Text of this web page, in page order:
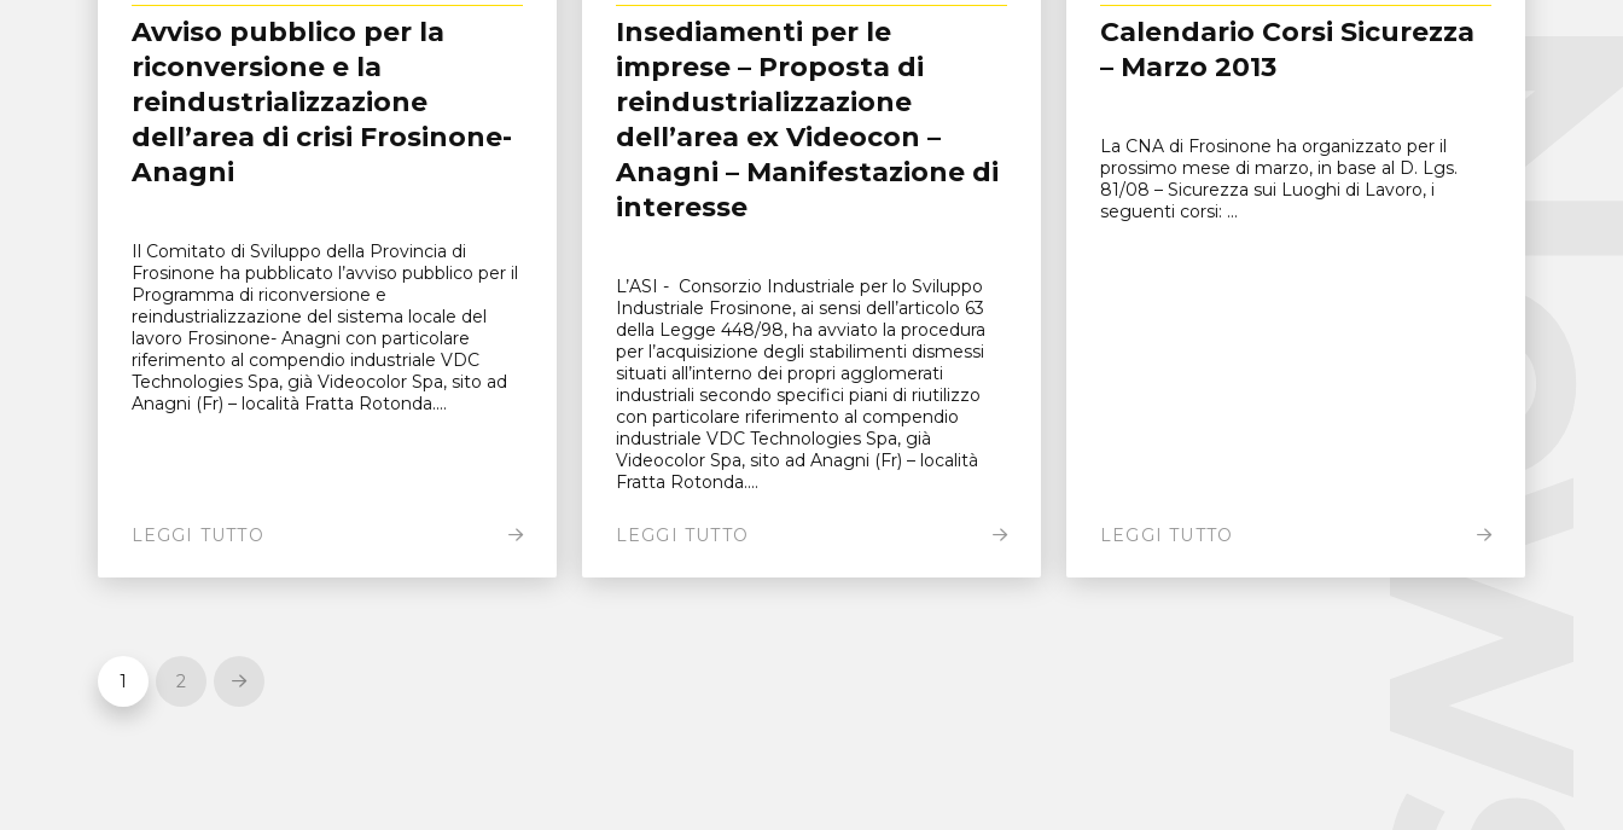
Avviso pubblico per la
riconversione e la
reindustrializzazione
dell’area di crisi Frosinone-
Anagni
Il Comitato di Sviluppo della Provincia di
Frosinone ha pubblicato l’avviso pubblico per il
Programma di riconversione e
reindustrializzazione del sistema locale del
lavoro Frosinone- Anagni con particolare
riferimento al compendio industriale VDC
Technologies Spa, già Videocolor Spa, sito ad
Anagni (Fr) – località Fratta Rotonda....
LEGGI TUTTO
Insediamenti per le
imprese – Proposta di
reindustrializzazione
dell’area ex Videocon –
Anagni – Manifestazione di
interesse
L’ASI - Consorzio Industriale per lo Sviluppo
Industriale Frosinone, ai sensi dell’articolo 63
della Legge 448/98, ha avviato la procedura
per l’acquisizione degli stabilimenti dismessi
situati all’interno dei propri agglomerati
industriali secondo specifici piani di riutilizzo
con particolare riferimento al compendio
industriale VDC Technologies Spa, già
Videocolor Spa, sito ad Anagni (Fr) – località
Fratta Rotonda....
LEGGI TUTTO
Calendario Corsi Sicurezza
– Marzo 2013
La CNA di Frosinone ha organizzato per il
prossimo mese di marzo, in base al D. Lgs.
81/08 – Sicurezza sui Luoghi di Lavoro, i
seguenti corsi: ...
LEGGI TUTTO
1 2 Next